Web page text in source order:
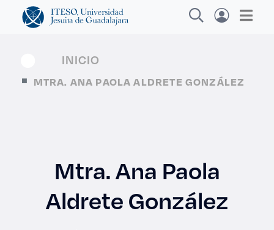
Diplomados y
INICIO
MTRA. ANA PAOLA ALDRETE GONZÁLEZ
Mtra. Ana Paola
Aldrete González